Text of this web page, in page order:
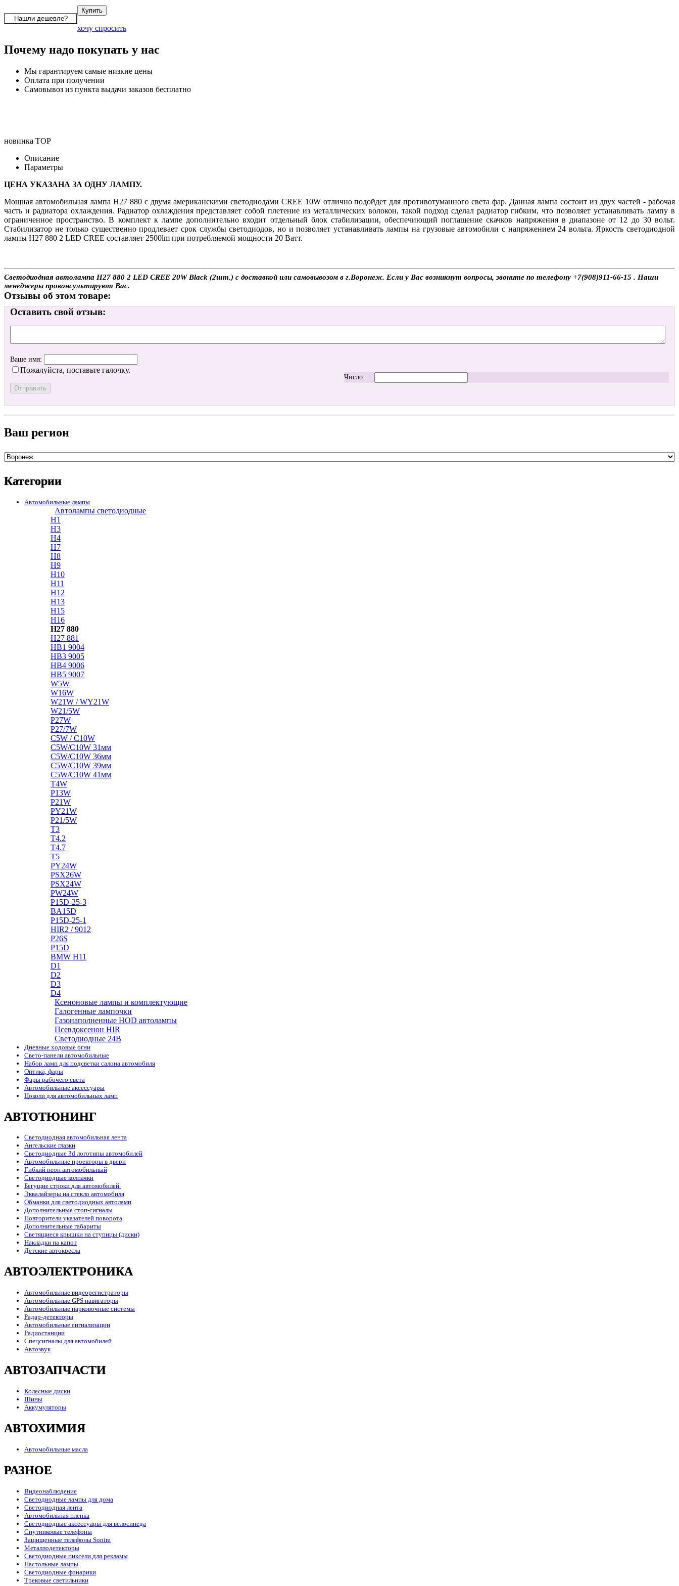
хочу спросить
Почему надо покупать у нас
Мы гарантируем самые низкие цены
Оплата при получении
Самовывоз из пункта выдачи заказов бесплатно
новинка TOP
Описание
Параметры
ЦЕНА УКАЗАНА ЗА ОДНУ ЛАМПУ.
Мощная автомобильная лампа H27 880 с двумя американскими светодиодами CREE 10W отлично подойдет для противотуманного света фар. Данная лампа состоит из двух частей - рабочая
часть и радиатора охлаждения. Радиатор охлаждения представляет собой плетение из металлических волокон, такой подход сделал радиатор гибким, что позволяет устанавливать лампу в
ограниченное пространство. В комплект к лампе дополнительно входит отдельный блок стабилизации, обеспечиющий поглащение скачков напряжения в диапазоне от 12 до 30 вольт.
Стабилизатор не только существенно продлевает срок службы светодиодов, но и позволяет устанавливать лампы на грузовые автомобили с напряжением 24 вольта. Яркость светодиодной
лампы H27 880 2 LED CREE составляет 2500lm при потребляемой мощности 20 Ватт.
Светодиодная автолампа H27 880 2 LED CREE 20W Black (2шт.) с доставкой или самовывозом в г.Воронеж. Если у Вас возникнут вопросы, звоните по телефону +7(908)911-66-15 . Наши
менеджеры проконсультируют Вас.
Отзывы об этом товаре:
Оставить свой отзыв:
Ваше имя:
Пожалуйста, поставьте галочку.
Число:
Ваш регион
Категории
Автомобильные лампы
Автолампы светодиодные
H1
H3
H4
H7
H8
H9
H10
H11
H12
H13
H15
H16
H27 880
H27 881
HB1 9004
HB3 9005
HB4 9006
HB5 9007
W5W
W16W
W21W / WY21W
W21/5W
P27W
P27/7W
C5W / C10W
C5W/C10W 31мм
C5W/C10W 36мм
C5W/C10W 39мм
C5W/C10W 41мм
T4W
P13W
P21W
PY21W
P21/5W
T3
T4.2
T4.7
T5
PY24W
PSX26W
PSX24W
PW24W
P15D-25-3
BA15D
P15D-25-1
HIR2 / 9012
P26S
P15D
BMW H11
D1
D2
D3
D4
Ксеноновые лампы и комплектующие
Галогенные лампочки
Газонаполненные HOD автолампы
Псевдоксенон HIR
Cветодиодные 24B
Дневные ходовые огни
Свето-панели автомобильные
Набор ламп для подсветки салона автомобиля
Оптика, фары
Фары рабочего света
Автомобильные аксессуары
Цоколи для автомобильных ламп
АВТОТЮНИНГ
Светодиодная автомобильная лента
Ангельские глазки
Светодиодные 3d логотипы автомобилей
Автомобильные проекторы в двери
Гибкий неон автомобильный
Светодиодные колпачки
Бегущие строки для автомобилей.
Эквалайзеры на стекло автомобиля
Обманки для светодиодных автоламп
Дополнительные стоп-сигналы
Повторители указателей поворота
Дополнительные габариты
Светящиеся крышки на ступицы (диски)
Накладки на капот
Детские автокресла
АВТОЭЛЕКТРОНИКА
Автомобильные видеорегистраторы
Автомобильные GPS навигаторы
Автомобильные парковочные системы
Радар-детекторы
Автомобильные сигнализации
Радиостанции
Спецсигналы для автомобилей
Автозвук
АВТОЗАПЧАСТИ
Колесные диски
Шины
Аккумуляторы
АВТОХИМИЯ
Автомобильные масла
РАЗНОЕ
Видеонаблюдение
Светодиодные лампы для дома
Светодиодная лента
Автомобильная пленка
Светодиодные аксессуары для велосипеда
Спутниковые телефоны
Защищенные телефоны Sonim
Металлодетекторы
Светодиодные пиксели для рекламы
Настольные лампы
Светодиодные фонарики
Трековые светильники